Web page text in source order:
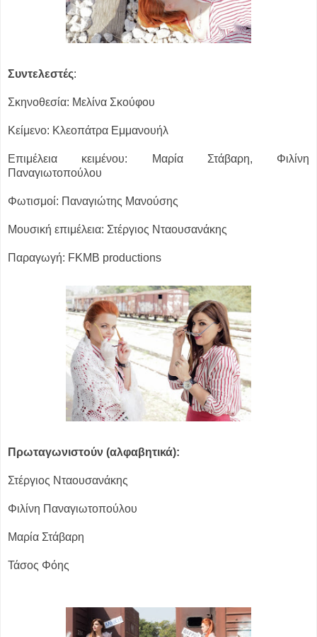
Συντελεστές:
Σκηνοθεσία: Mελίνα Σκούφου
Κείμενο: Kλεοπάτρα Εμμανουήλ
Επιμέλεια κειμένου: Μαρία Στάβαρη, Φιλίνη
Παναγιωτοπούλου
Φωτισμοί: Παναγιώτης Μανούσης
Μουσική επιμέλεια: Στέργιος Νταουσανάκης
Παραγωγή: FKMB productions
Πρωταγωνιστούν (αλφαβητικά):
Στέργιος Νταουσανάκης
Φιλίνη Παναγιωτοπούλου
Μαρία Στάβαρη
Τάσος Φόης